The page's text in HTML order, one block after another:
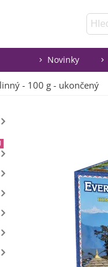
Novinky
- 100 g - ukončený